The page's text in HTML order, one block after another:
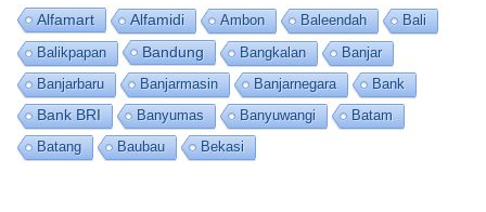
Alfamart Alfamidi Ambon Baleendah
Bali
Balikpapan
Bandung Bangkalan
Banjar
Banjarbaru
Banjarmasin Banjarnegara
Bank
Bank BRI
Banyumas Banyuwangi
Batam
Batang
Baubau Bekasi